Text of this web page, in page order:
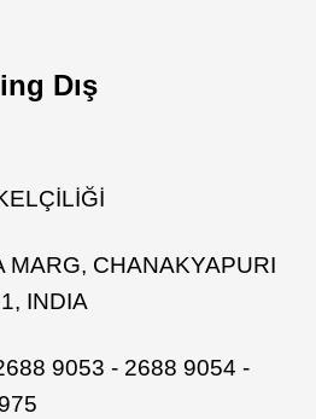
Dış
MARG, CHANAKYAPURI
INDIA
9053 - 2688 9054 -